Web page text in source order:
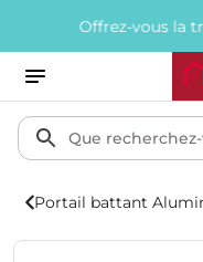
Offrez-vous la
Portail battant